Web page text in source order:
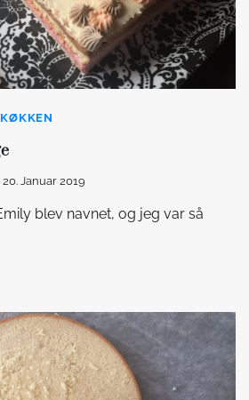
20. Januar 2019
blev navnet, og jeg var så